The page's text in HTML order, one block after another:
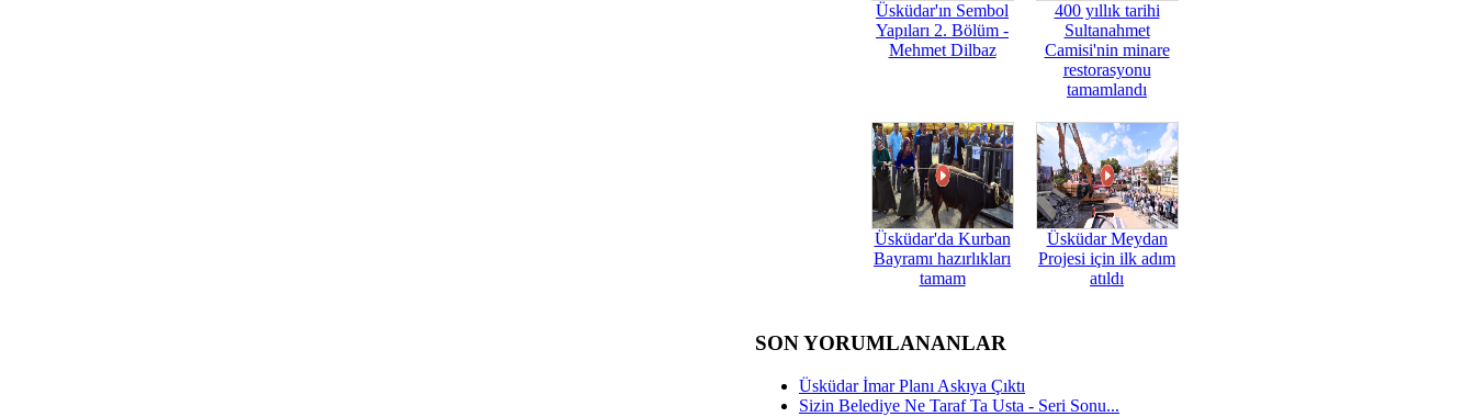
Üsküdar'ın Sembol
Yapıları 2. Bölüm -
Mehmet Dilbaz
400 yıllık tarihi
Sultanahmet
Camisi'nin minare
restorasyonu
tamamlandı
Üsküdar'da Kurban
Bayramı hazırlıkları
tamam
Üsküdar Meydan
Projesi için ilk adım
atıldı
SON YORUMLANANLAR
Üsküdar İmar Planı Askıya Çıktı
Sizin Belediye Ne Taraf Ta Usta - Seri Sonu...